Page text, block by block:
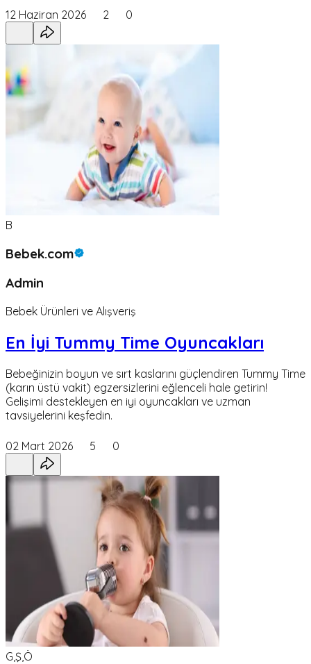
12 Haziran 2026 2 0
B
Bebek.com
Admin
Bebek Ürünleri ve Alışveriş
En İyi Tummy Time Oyuncakları
Bebeğinizin boyun ve sırt kaslarını güçlendiren Tummy Time
(karın üstü vakit) egzersizlerini eğlenceli hale getirin!
Gelişimi destekleyen en iyi oyuncakları ve uzman
tavsiyelerini keşfedin.
02 Mart 2026 5 0
G,Ş,Ö